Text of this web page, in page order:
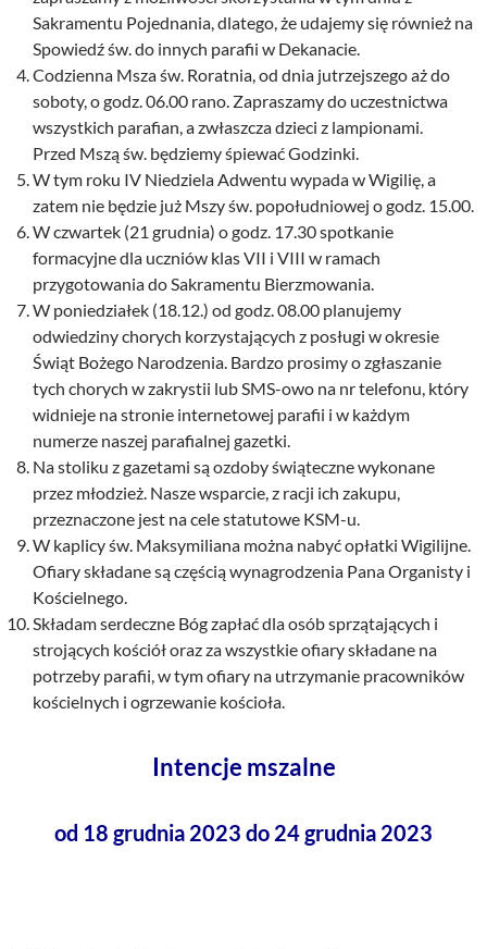
Sakramentu Pojednania, dlatego, że udajemy się również na
Spowiedź św. do innych parafii w Dekanacie.
Codzienna Msza św. Roratnia, od dnia jutrzejszego aż do
soboty, o godz. 06.00 rano. Zapraszamy do uczestnictwa
wszystkich parafian, a zwłaszcza dzieci z lampionami.
Przed Mszą św. będziemy śpiewać Godzinki.
W tym roku IV Niedziela Adwentu wypada w Wigilię, a
zatem nie będzie już Mszy św. popołudniowej o godz. 15.00.
W czwartek (21 grudnia) o godz. 17.30 spotkanie
formacyjne dla uczniów klas VII i VIII w ramach
przygotowania do Sakramentu Bierzmowania.
W poniedziałek (18.12.) od godz. 08.00 planujemy
odwiedziny chorych korzystających z posługi w okresie
Świąt Bożego Narodzenia. Bardzo prosimy o zgłaszanie
tych chorych w zakrystii lub SMS-owo na nr telefonu, który
widnieje na stronie internetowej parafii i w każdym
numerze naszej parafialnej gazetki.
Na stoliku z gazetami są ozdoby świąteczne wykonane
przez młodzież. Nasze wsparcie, z racji ich zakupu,
przeznaczone jest na cele statutowe KSM-u.
W kaplicy św. Maksymiliana można nabyć opłatki Wigilijne.
Ofiary składane są częścią wynagrodzenia Pana Organisty i
Kościelnego.
Składam serdeczne Bóg zapłać dla osób sprzątających i
strojących kościół oraz za wszystkie ofiary składane na
potrzeby parafii, w tym ofiary na utrzymanie pracowników
kościelnych i ogrzewanie kościoła.
Intencje mszalne
od 18 grudnia 2023 do 24 grudnia 2023